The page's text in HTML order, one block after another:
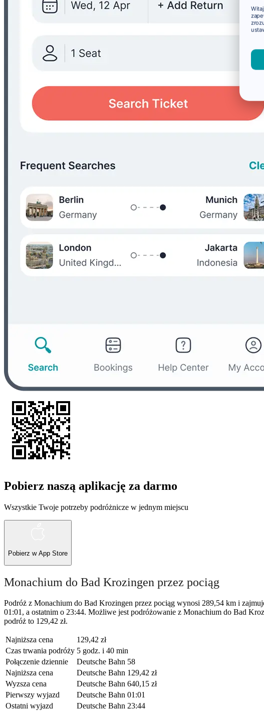
Pobierz naszą aplikację za darmo
Wszystkie Twoje potrzeby podróżnicze w jednym miejscu
Pobierz w App Store
Monachium do Bad Krozingen przez pociąg
Podróż z Monachium do Bad Krozingen przez pociąg wynosi 289,54 km i
01:01, a ostatnim o 23:44. Możliwe jest podróżowanie z Monachium do Bad
podróż to 129,42 zł.
Najniższa cena
129,42 zł
Czas trwania podróży 5 godz. i 40 min
Połączenie dziennie
Deutsche Bahn 58
Najniższa cena
Deutsche Bahn 129,42 zł
Wyzsza cena
Deutsche Bahn 640,15 zł
Pierwszy wyjazd
Deutsche Bahn 01:01
Ostatni wyjazd
Deutsche Bahn 23:44